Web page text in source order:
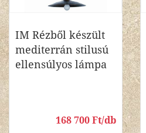
IM Rézből készült
mediterrán stilusú
ellensúlyos lámpa
168 700 Ft/db